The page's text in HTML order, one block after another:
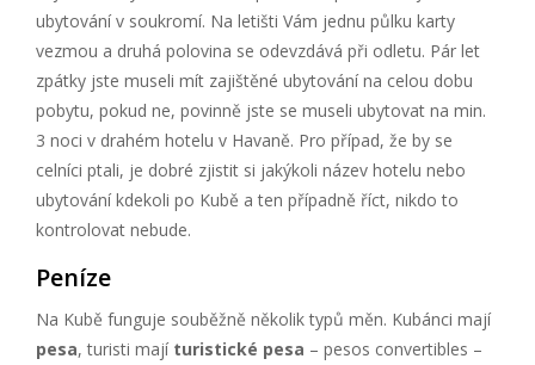
ubytování v soukromí. Na letišti Vám jednu půlku karty
vezmou a druhá polovina se odevzdává při odletu. Pár let
zpátky jste museli mít zajištěné ubytování na celou dobu
pobytu, pokud ne, povinně jste se museli ubytovat na min.
3 noci v drahém hotelu v Havaně. Pro případ, že by se
celníci ptali, je dobré zjistit si jakýkoli název hotelu nebo
ubytování kdekoli po Kubě a ten případně říct, nikdo to
kontrolovat nebude.
Peníze
Na Kubě funguje souběžně několik typů měn. Kubánci mají
pesa, turisti mají turistické pesa – pesos convertibles –